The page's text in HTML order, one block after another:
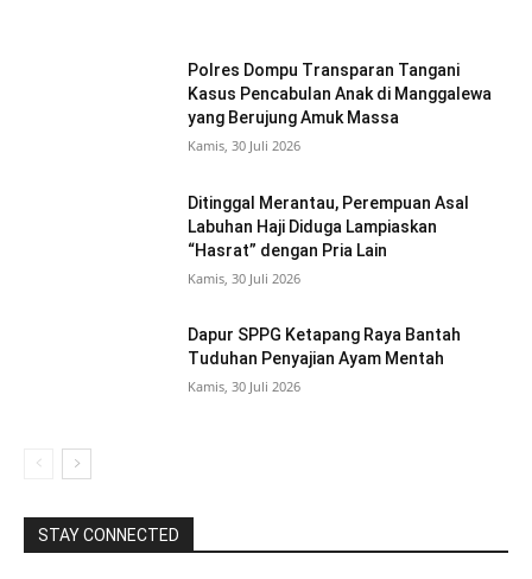
Polres Dompu Transparan Tangani
Kasus Pencabulan Anak di Manggalewa
yang Berujung Amuk Massa
Kamis, 30 Juli 2026
Ditinggal Merantau, Perempuan Asal
Labuhan Haji Diduga Lampiaskan
“Hasrat” dengan Pria Lain
Kamis, 30 Juli 2026
Dapur SPPG Ketapang Raya Bantah
Tuduhan Penyajian Ayam Mentah
Kamis, 30 Juli 2026
STAY CONNECTED